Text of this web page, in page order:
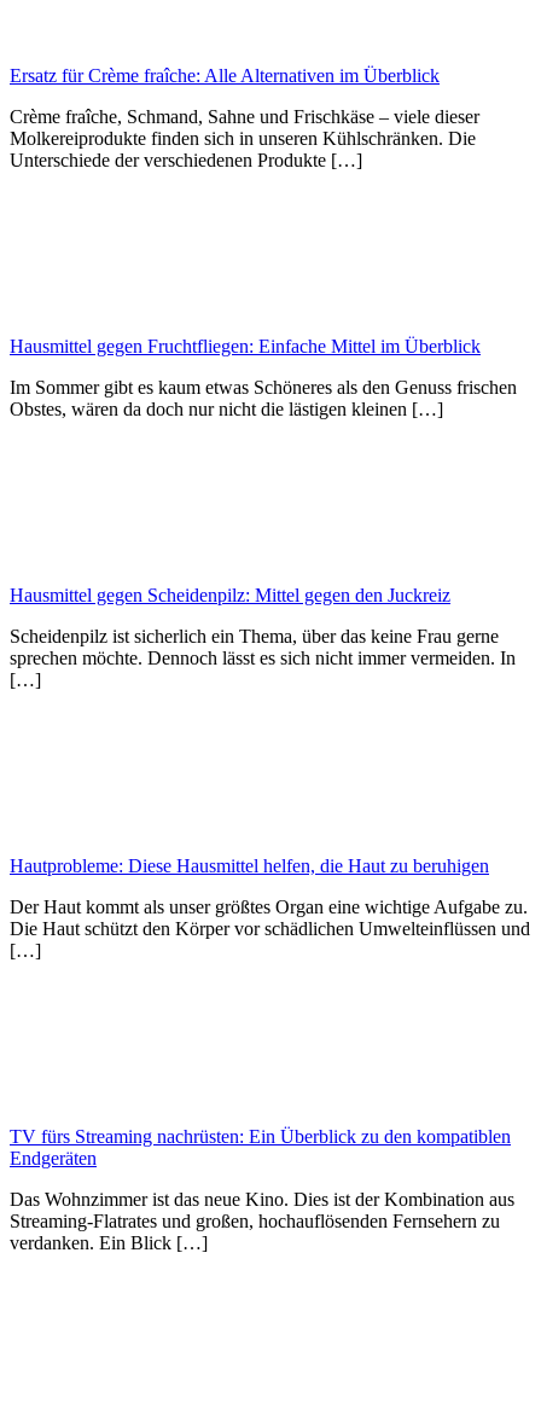
Ersatz für Crème fraîche: Alle Alternativen im Überblick
Crème fraîche, Schmand, Sahne und Frischkäse – viele dieser
Molkereiprodukte finden sich in unseren Kühlschränken. Die
Unterschiede der verschiedenen Produkte […]
Hausmittel gegen Fruchtfliegen: Einfache Mittel im Überblick
Im Sommer gibt es kaum etwas Schöneres als den Genuss frischen
Obstes, wären da doch nur nicht die lästigen kleinen […]
Hausmittel gegen Scheidenpilz: Mittel gegen den Juckreiz
Scheidenpilz ist sicherlich ein Thema, über das keine Frau gerne
sprechen möchte. Dennoch lässt es sich nicht immer vermeiden. In
[…]
Hautprobleme: Diese Hausmittel helfen, die Haut zu beruhigen
Der Haut kommt als unser größtes Organ eine wichtige Aufgabe zu.
Die Haut schützt den Körper vor schädlichen Umwelteinflüssen und
[…]
TV fürs Streaming nachrüsten: Ein Überblick zu den kompatiblen
Endgeräten
Das Wohnzimmer ist das neue Kino. Dies ist der Kombination aus
Streaming-Flatrates und großen, hochauflösenden Fernsehern zu
verdanken. Ein Blick […]